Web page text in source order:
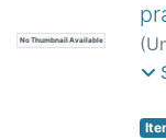
No Thumbnail Available (